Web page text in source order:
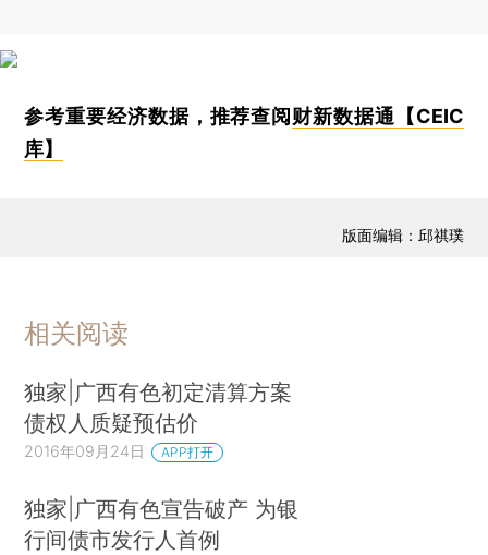
参考重要经济数据，推荐查阅 财新数据通【CEIC
库】
版面编辑：邱祺璞
相关阅读
独家|广西有色初定清算方案
债权人质疑预估价
2016年09月24日 APP打开
独家|广西有色宣告破产 为银
行间债市发行人首例